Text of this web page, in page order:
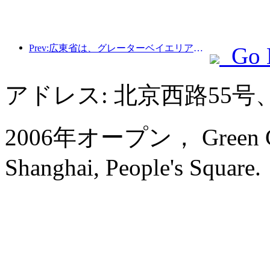
Prev:広東省は、グレーターベイエリアを世界クラスの観光地にするためのサービス産業能力拡大計画を発表した。
Go
アドレス: 北京西路55号
2006年オープン， Green
Shanghai, People's Square.